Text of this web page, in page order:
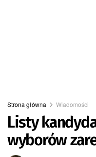
Strona główna Wiadomości
Listy
wyborów